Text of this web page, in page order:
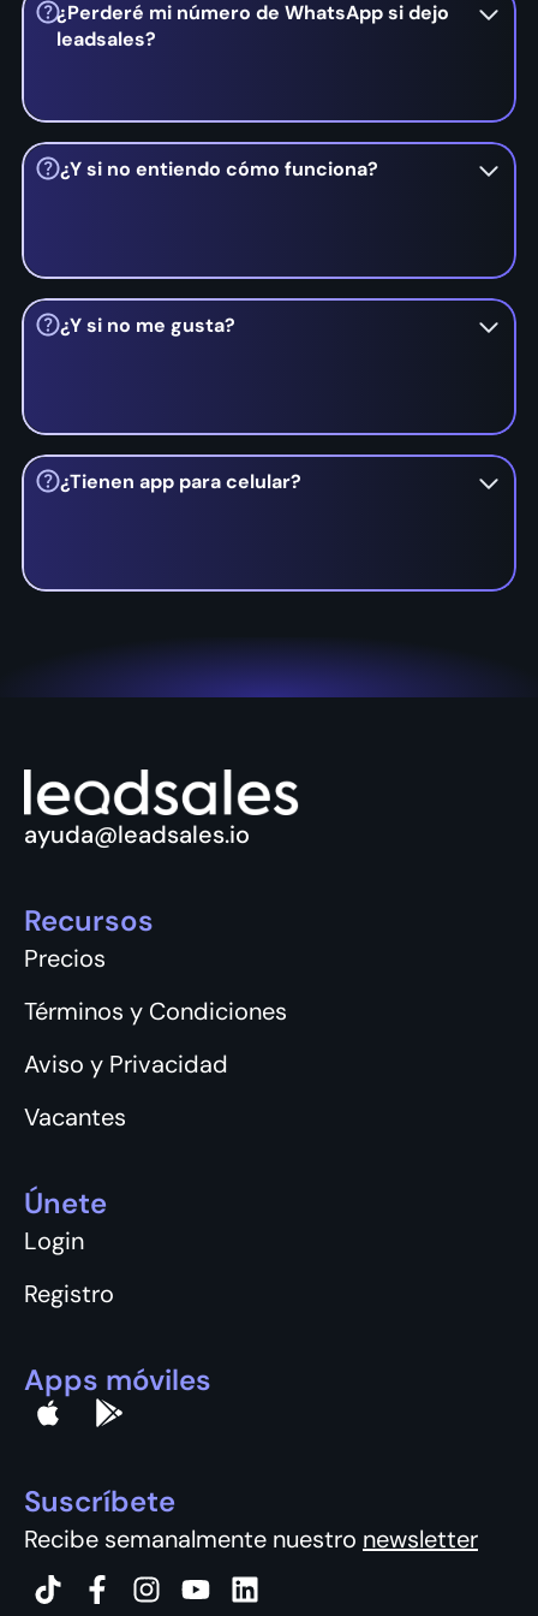
¿Perderé mi número de WhatsApp si dejo
leadsales?
No, siempre conservarás tú el control de tu línea
de WhatsApp. Solo nos conectamos a tu número
y siempre tendrás el control.
¿Y si no entiendo cómo funciona?
No te preocupes, tenemos un equipo de
asesores disponibles para ayudarte en cualquier
momento, nuestra misión es ayudarte a vender
¿Y si no me gusta?
No te preocupes, estamos seguros que te va a
encantar Leadsales, en caso de que no, puedes
suspender el servicio en cualquier momento,
¿Tienen app para celular?
Sí, contamos con app móvil en iOS y Android.
ayuda@leadsales.io
Recursos
Precios
Términos y Condiciones
Aviso y Privacidad
Vacantes
Únete
Login
Registro
Apps móviles
Suscríbete
Recibe semanalmente nuestro newsletter